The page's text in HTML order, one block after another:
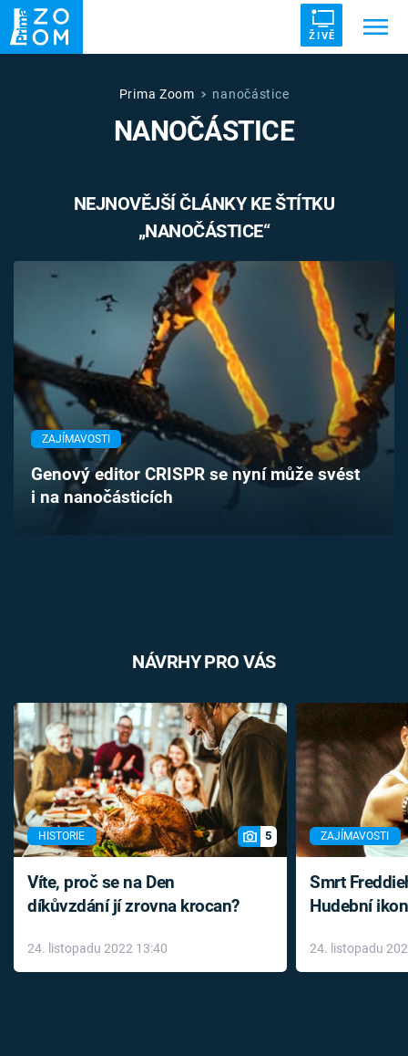
ŽIVĚ
UFO DRUHÁ SVĚTOVÁ VÁLKA
VETŘELCI DÁVNOVĚKU
TV Program
Časopis
Sledujte prima+
Prima Zoom nanočástice
NANOČÁSTICE
NEJNOVĚJŠÍ ČLÁNKY KE ŠTÍTKU
„NANOČÁSTICE“
ZAJÍMAVOSTI
Genový editor CRISPR se nyní může svést
i na nanočásticích
NÁVRHY PRO VÁS
HISTORIE 5
Víte, proč se na Den
díkůvzdání jí zrovna krocan?
24. listopadu 2022 13:40
ZAJÍMAVOSTI
Smrt
Hudební
léky
24. listopadu